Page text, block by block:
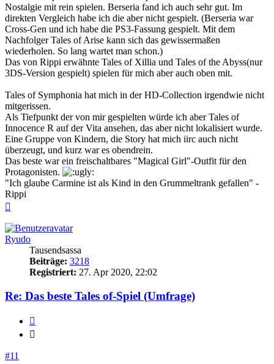
Nostalgie mit rein spielen. Berseria fand ich auch sehr gut. Im
direkten Vergleich habe ich die aber nicht gespielt. (Berseria war
Cross-Gen und ich habe die PS3-Fassung gespielt. Mit dem
Nachfolger Tales of Arise kann sich das gewissermaßen
wiederholen. So lang wartet man schon.)
Das von Rippi erwähnte Tales of Xillia und Tales of the Abyss(nur
3DS-Version gespielt) spielen für mich aber auch oben mit.
Tales of Symphonia hat mich in der HD-Collection irgendwie nicht
mitgerissen.
Als Tiefpunkt der von mir gespielten würde ich aber Tales of
Innocence R auf der Vita ansehen, das aber nicht lokalisiert wurde.
Eine Gruppe von Kindern, die Story hat mich iirc auch nicht
überzeugt, und kurz war es obendrein.
Das beste war ein freischaltbares "Magical Girl"-Outfit für den
Protagonisten.
"Ich glaube Carmine ist als Kind in den Grummeltrank gefallen" -
Rippi
Ryudo
Tausendsassa
Beiträge: 3218
Registriert: 27. Apr 2020, 22:02
Re: Das beste Tales of-Spiel (Umfrage)
#11